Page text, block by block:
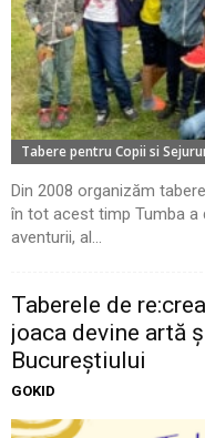
Tabere pentru Copii si
Din 2008 organizăm
în tot acest timp Tumba a
aventurii, al...
Taberele de
joaca devine artă
Bucureștiului
GOKID